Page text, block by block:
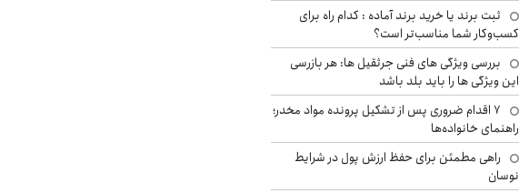
ثبت برند یا خرید برند آماده : کدام راه برای
کسب‌وکار شما مناسب‌تر است؟
بررسی ویژگی های فنی جرثقیل ها: هر بازرسی
این ویژگی ها را باید بلد باشد
۷ اقدام ضروری پس از تشکیل پرونده مواد مخدر؛
راهنمای خانواده‌ها
راهی مطمئن برای حفظ ارزش پول در شرایط
نوسان